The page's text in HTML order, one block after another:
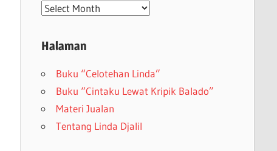
Arsip
Halaman
Buku “Celotehan Linda”
Buku “Cintaku Lewat Kripik Balado”
Materi Jualan
Tentang Linda Djalil